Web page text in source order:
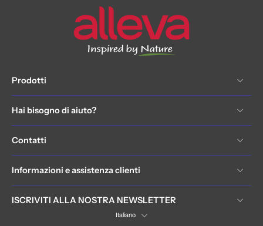
Prodotti
Hai bisogno di aiuto?
Contatti
Informazioni e assistenza clienti
ISCRIVITI ALLA NOSTRA NEWSLETTER
Italiano